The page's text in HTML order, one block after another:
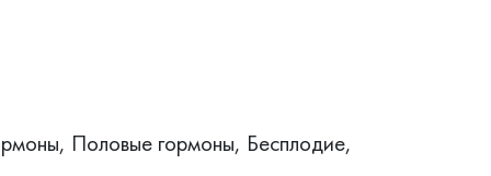
Половые гормоны, Бесплодие,